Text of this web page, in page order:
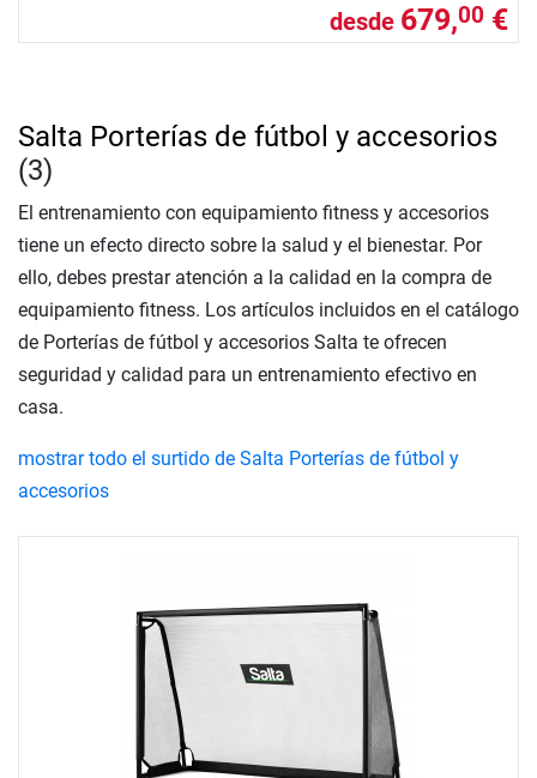
desde 679,00 €
Salta Porterías de fútbol y accesorios
(3)
El entrenamiento con equipamiento fitness y accesorios
tiene un efecto directo sobre la salud y el bienestar. Por
ello, debes prestar atención a la calidad en la compra de
equipamiento fitness. Los artículos incluidos en el catálogo
de Porterías de fútbol y accesorios Salta te ofrecen
seguridad y calidad para un entrenamiento efectivo en
casa.
mostrar todo el surtido de Salta Porterías de fútbol y
accesorios